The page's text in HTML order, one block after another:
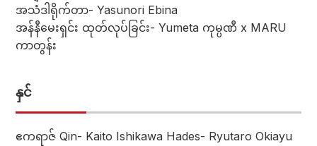
အသံဒါရိုက်တာ- Yasunori Ebina
အန်နီမေးရှင်း ထုတ်လုပ်ခြင်း- Yumeta ကုမ္ပဏီ x MARU
ကာတွန်း
နှင်
ဧကရာဇ် Qin- Kaito Ishikawa Hades- Ryutaro Okiayu